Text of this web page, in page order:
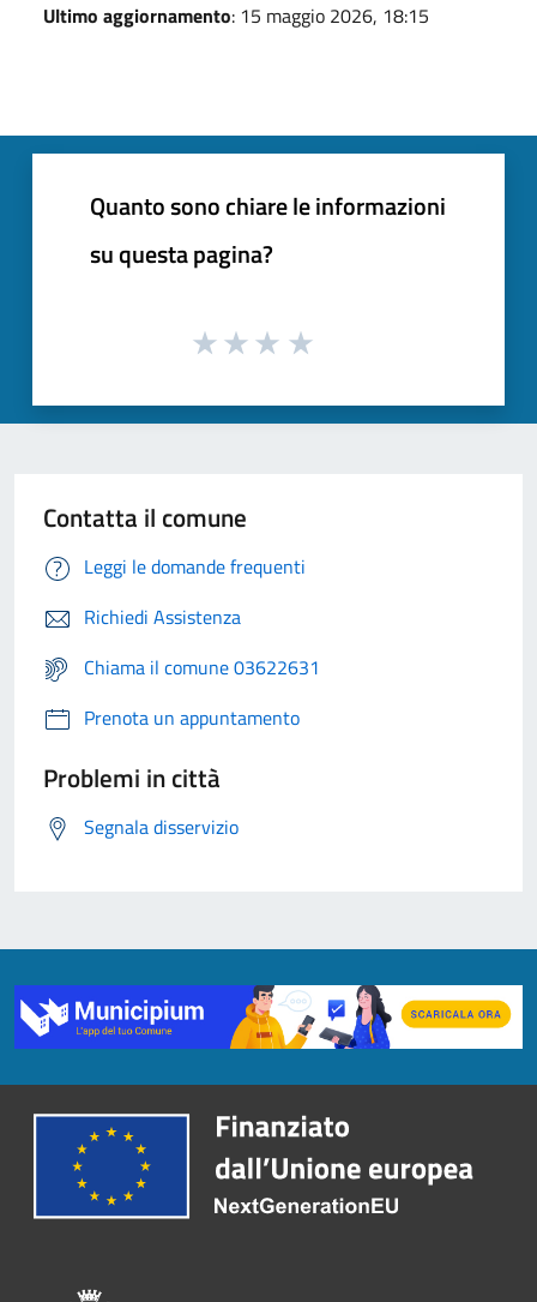
Ultimo aggiornamento: 15 maggio 2026, 18:15
Quanto sono chiare le informazioni
su questa pagina?
Contatta il comune
Leggi le domande frequenti
Richiedi Assistenza
Chiama il comune 03622631
Prenota un appuntamento
Problemi in città
Segnala disservizio